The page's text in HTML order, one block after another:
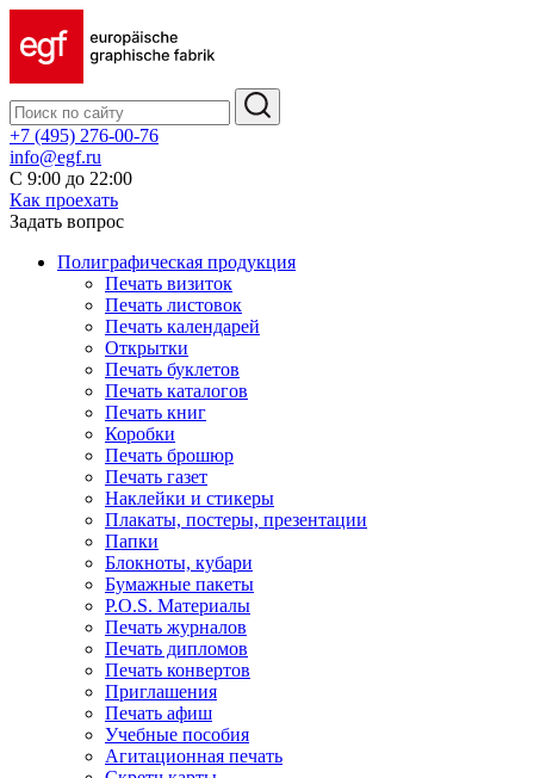
+7 (495) 276-00-76
info@egf.ru
С 9:00 до 22:00
Как проехать
Задать вопрос
Полиграфическая продукция
Печать визиток
Печать листовок
Печать календарей
Открытки
Печать буклетов
Печать каталогов
Печать книг
Коробки
Печать брошюр
Печать газет
Наклейки и стикеры
Плакаты, постеры, презентации
Папки
Блокноты, кубари
Бумажные пакеты
P.O.S. Материалы
Печать журналов
Печать дипломов
Печать конвертов
Приглашения
Печать афиш
Учебные пособия
Агитационная печать